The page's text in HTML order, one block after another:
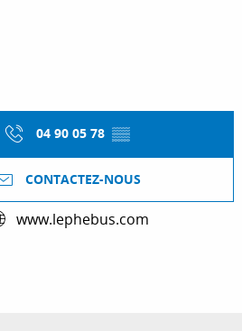
04 90 05 78 ▒▒
CONTACTEZ-NOUS
www.lephebus.com